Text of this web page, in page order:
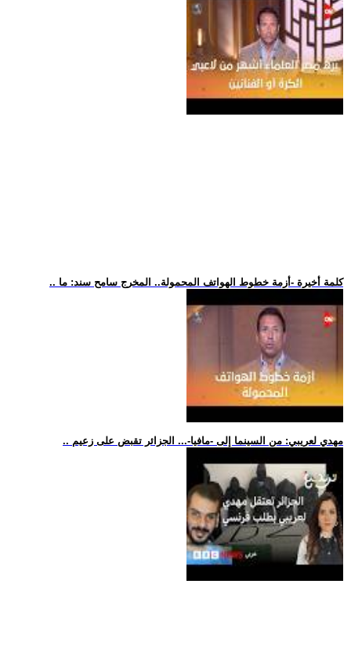
.. كلمة أخيرة -أزمة خطوط الهواتف المحمولة.. المخرج سامح سند: ما
.. مهدي لعريبي: من السينما إلى -مافيا-... الجزائر تقبض على زعيم